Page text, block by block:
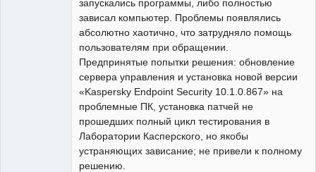
запускались программы, либо полностью
зависал компьютер. Проблемы появлялись
абсолютно хаотично, что затрудняло помощь
пользователям при обращении.
Предпринятые попытки решения: обновление
сервера управления и установка новой версии
«Kaspersky Endpoint Security 10.1.0.867» на
проблемные ПК, установка патчей не
прошедших полный цикл тестирования в
Лаборатории Касперского, но якобы
устраняющих зависание; не привели к полному
решению.